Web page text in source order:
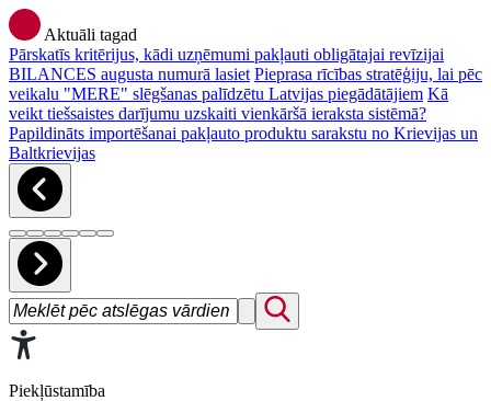
Aktuāli tagad
Pārskatīs kritērijus, kādi uzņēmumi pakļauti obligātajai revīzijai
BILANCES augusta numurā lasiet Pieprasa rīcības stratēģiju, lai pēc
veikalu "MERE" slēgšanas palīdzētu Latvijas piegādātājiem Kā
veikt tiešsaistes darījumu uzskaiti vienkāršā ieraksta sistēmā?
Papildināts importēšanai pakļauto produktu sarakstu no Krievijas un
Baltkrievijas
Piekļūstamība